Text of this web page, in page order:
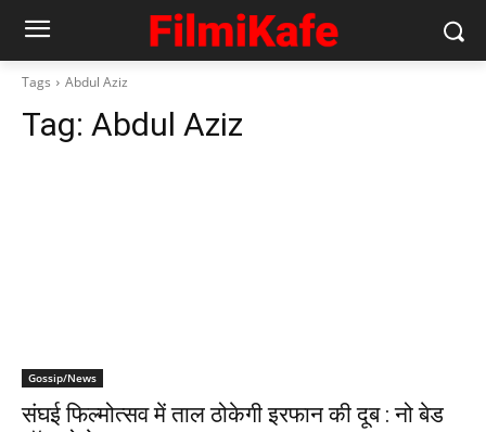
Tags Abdul Aziz
Tag: Abdul Aziz
Gossip/News
संघई फिल्‍मोत्‍सव में ताल ठोकेगी इरफान की दूब : नो बेड